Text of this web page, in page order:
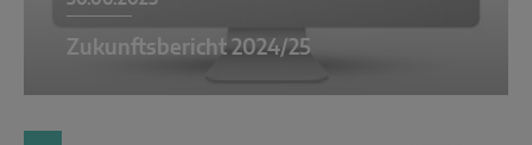
Zukunftsbericht 2024/25